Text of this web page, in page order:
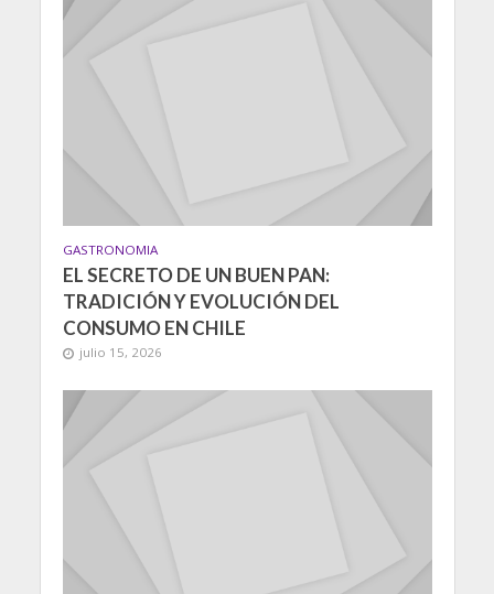
GASTRONOMIA
EL SECRETO DE UN BUEN PAN:
TRADICIÓN Y EVOLUCIÓN DEL
CONSUMO EN CHILE
julio 15, 2026